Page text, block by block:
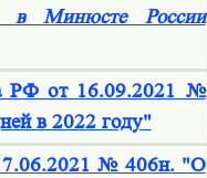
в Минюсте России
РФ от 16.09.2021 №
в 2022 году"
№ 406н. "О